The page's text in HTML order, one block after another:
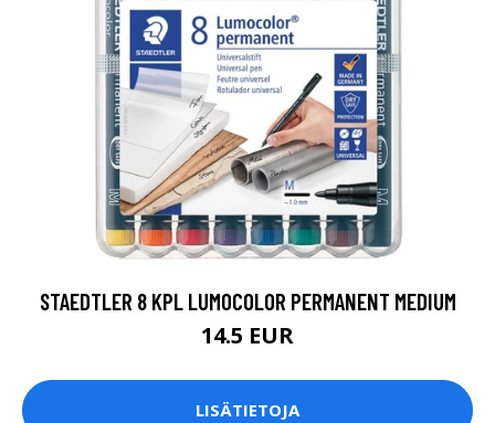
STAEDTLER 8 KPL LUMOCOLOR PERMANENT MEDIUM
14.5 EUR
LISÄTIETOJA